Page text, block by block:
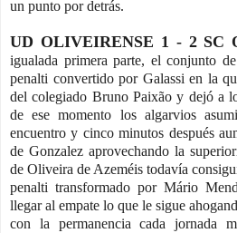
un punto por detrás.
UD OLIVEIRENSE 1 - 2 SC
igualada primera parte, el conjunto
penalti convertido por Galassi en la
del colegiado Bruno Paixão y dejó a
de ese momento los algarvios
encuentro y cinco minutos después
de Gonzalez aprovechando la
de Oliveira de Azeméis todavía
penalti transformado por Mário
llegar al empate lo que le sigue
con la permanencia cada jornada